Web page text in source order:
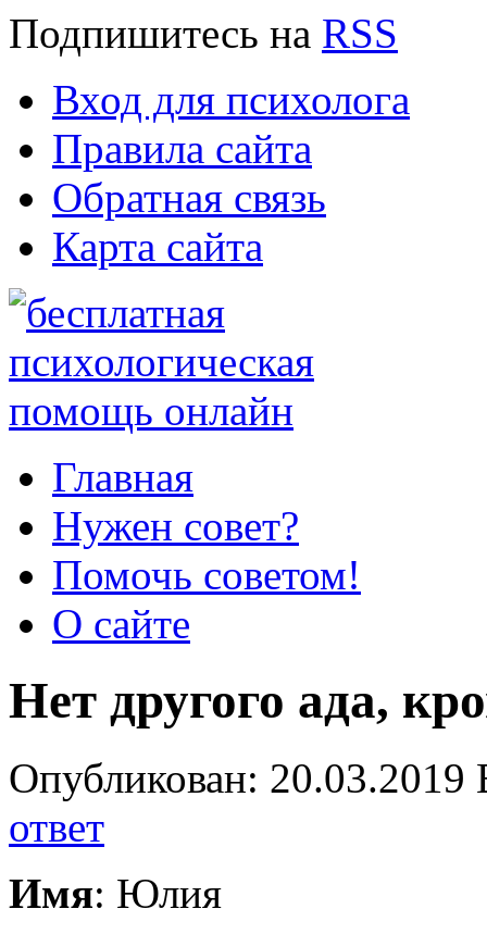
Подпишитесь на RSS
Вход для психолога
Правила сайта
Обратная связь
Карта сайта
Главная
Нужен совет?
Помочь советом!
О сайте
Нет другого ада,
Опубликован:
ответ
Имя: Юлия